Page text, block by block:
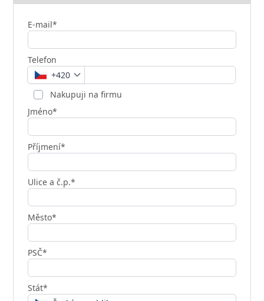
E-mail*
Telefon
+420
Nakupuji na firmu
Jméno*
Příjmení*
Ulice a č.p.*
Město*
PSČ*
Stát*